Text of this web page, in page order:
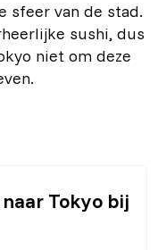
sfeer van de stad.
sushi, dus
niet om deze
Tokyo bij